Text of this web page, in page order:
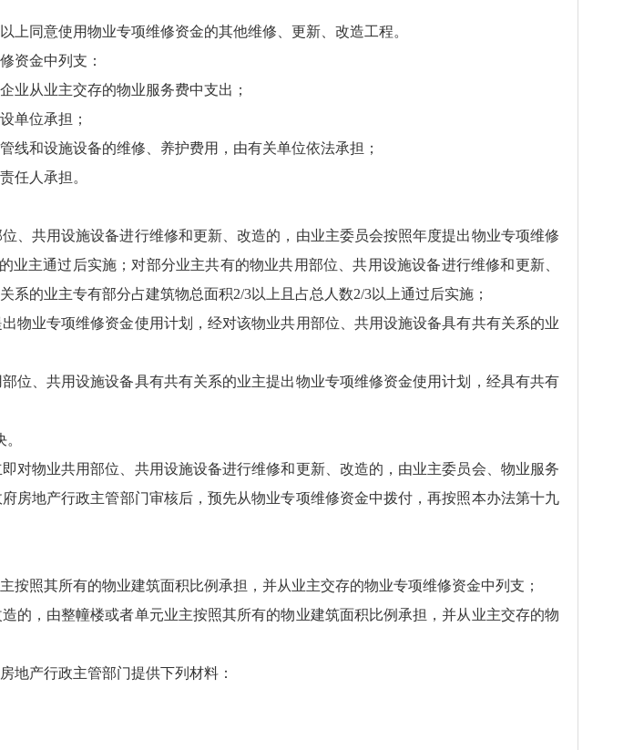
上同意使用物业专项维修资金的其他维修、更新、改造工程。
资金中列支：
业从业主交存的物业服务费中支出；
单位承担；
线和设施设备的维修、养护费用，由有关单位依法承担；
任人承担。
、共用设施设备进行维修和更新、改造的，由业主委员会按照年度提出物业专项维修
主通过后实施；对部分业主共有的物业共用部位、共用设施设备进行维修和更新、
的业主专有部分占建筑物总面积2/3以上且占总人数2/3以上通过后实施；
物业专项维修资金使用计划，经对该物业共用部位、共用设施设备具有共有关系的业
位、共用设施设备具有共有关系的业主提出物业专项维修资金使用计划，经具有共有
物业共用部位、共用设施设备进行维修和更新、改造的，由业主委员会、物业服务
房地产行政主管部门审核后，预先从物业专项维修资金中拨付，再按照本办法第十九
按照其所有的物业建筑面积比例承担，并从业主交存的物业专项维修资金中列支；
的，由整幢楼或者单元业主按照其所有的物业建筑面积比例承担，并从业主交存的物
产行政主管部门提供下列材料：